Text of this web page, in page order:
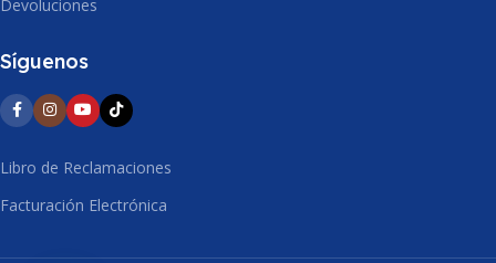
Devoluciones
Síguenos
Libro de Reclamaciones
Facturación Electrónica